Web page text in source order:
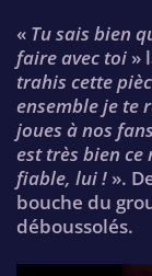
« Tu sais bien
faire avec toi »
trahis cette
ensemble je te
joues à nos
est très bien ce
fiable, lui ! ».
bouche du
déboussolés.